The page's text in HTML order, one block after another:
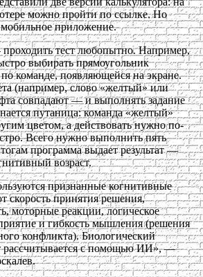
можно пройти по ссылке. Но
приложение.
тест любопытно. Например,
выбирать прямоугольник
команде, появляющейся на экране.
(например, слово «желтый» или
совпадают — и выполнять задание
путаница: команда «желтый»
цветом, а действовать нужно по-
Всего нужно выполнить пять
программа выдает результат —
возраст.
признанные когнитивные
скорость принятия решения,
моторные реакции, логическое
и гибкость мышления (решения
конфликта). Биологический
рассчитывается с помощью ИИ», —